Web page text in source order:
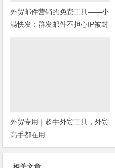
外贸邮件营销的免费工具——小
满快发：群发邮件不担心IP被封
外贸专用｜超牛外贸工具，外贸
高手都在用